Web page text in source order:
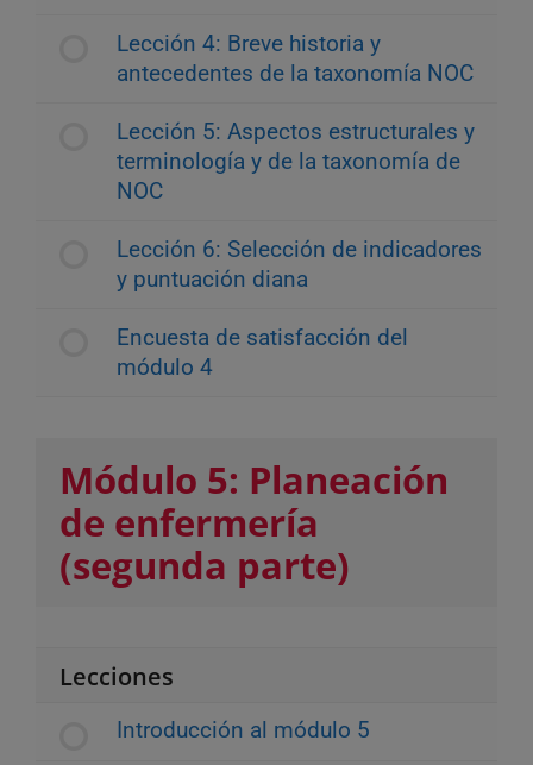
Lección 4: Breve historia y
antecedentes de la taxonomía NOC
Lección 5: Aspectos estructurales y
terminología y de la taxonomía de
NOC
Lección 6: Selección de indicadores
y puntuación diana
Encuesta de satisfacción del
módulo 4
Módulo 5: Planeación
de enfermería
(segunda parte)
Lecciones
Introducción al módulo 5